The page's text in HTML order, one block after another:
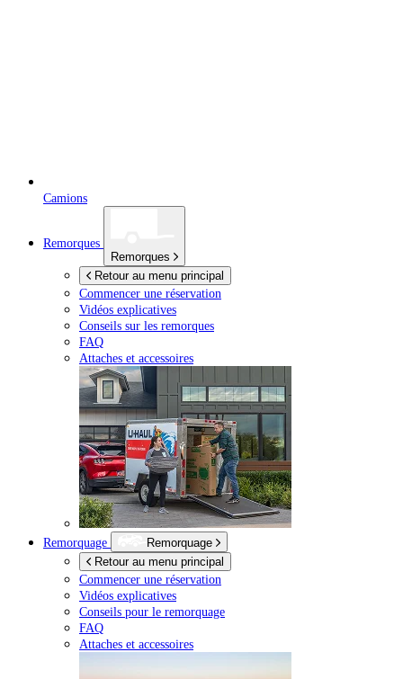
Camions
Remorques
Remorques
Retour au menu principal
Commencer une réservation
Vidéos explicatives
Conseils sur les remorques
FAQ
Attaches et accessoires
Remorquage
Remorquage
Retour au menu principal
Commencer une réservation
Vidéos explicatives
Conseils pour le remorquage
FAQ
Attaches et accessoires